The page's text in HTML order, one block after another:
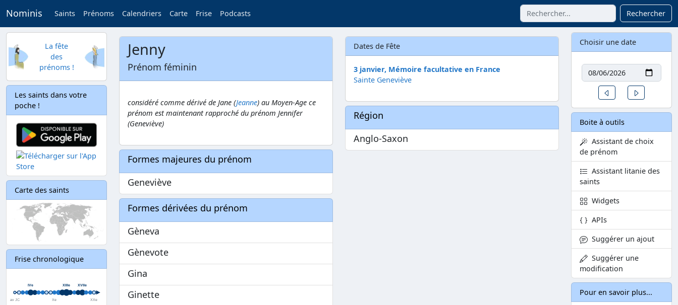
Nominis Saints Prénoms Calendriers Carte Frise Podcasts Rechercher
La fête
des
prénoms !
Les saints dans votre
poche !
Carte des saints
Frise chronologique
Jenny
Prénom féminin
considéré comme dérivé de Jane (Jeanne) au Moyen-Age ce
prénom est maintenant rapproché du prénom Jennifer
(Geneviève)
Formes majeures du prénom
Geneviève
Formes dérivées du prénom
Gèneva
Gènevote
Gina
Ginette
Dates de Fête
3 janvier, Mémoire facultative en France
Sainte Geneviève
Région
Anglo-Saxon
Choisir une date
Date
Un jour avant
Boite à outils
Assistant de choix
de prénom
Assistant litanie des
saints
Widgets
APIs
Suggérer un ajout
Suggérer une
modification
Pour en savoir plus...